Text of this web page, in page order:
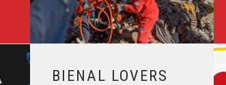
BIENAL LOVERS
Leer más sobre BIENAL LOVERS